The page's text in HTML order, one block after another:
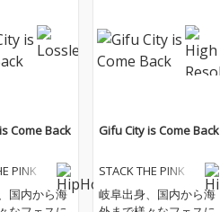
Come Back
PINK
国内から海
Gifu City is Come Back
STACK THE PINK
岐阜出身、国内から海